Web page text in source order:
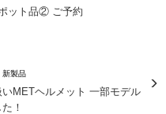
ット品② ご予約
新製品
いMETヘルメット 一部モデル
！